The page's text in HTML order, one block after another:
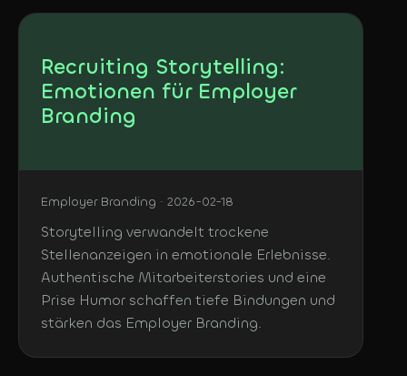
Recruiting Storytelling:
Emotionen für Employer
Branding
Employer Branding · 2026-02-18
Storytelling verwandelt trockene
Stellenanzeigen in emotionale Erlebnisse.
Authentische Mitarbeiterstories und eine
Prise Humor schaffen tiefe Bindungen und
stärken das Employer Branding.